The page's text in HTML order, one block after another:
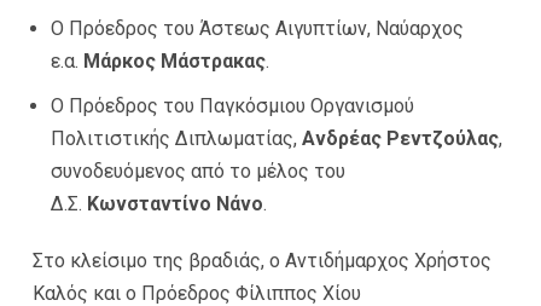
Ο Πρόεδρος του Άστεως Αιγυπτίων, Ναύαρχος
ε.α. Μάρκος Μάστρακας.
Ο Πρόεδρος του Παγκόσμιου Οργανισμού
Πολιτιστικής Διπλωματίας, Ανδρέας Ρεντζούλας,
συνοδευόμενος από το μέλος του
Δ.Σ. Κωνσταντίνο Νάνο.
Στο κλείσιμο της βραδιάς, ο Αντιδήμαρχος Χρήστος
Καλός και ο Πρόεδρος Φίλιππος Χίου